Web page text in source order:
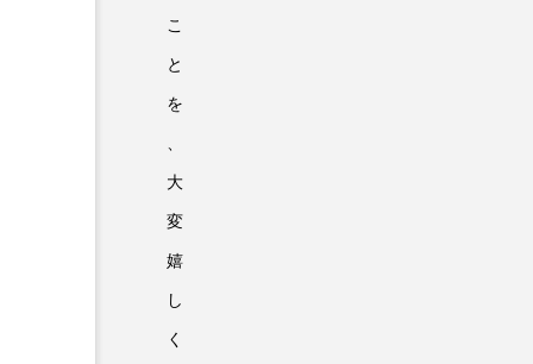
こ
と
を
大
変
嬉
し
く